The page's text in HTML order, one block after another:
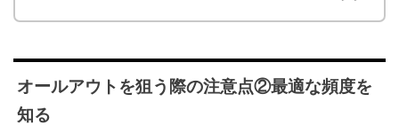
オールアウトを狙う際の注意点②最適な頻度を
知る